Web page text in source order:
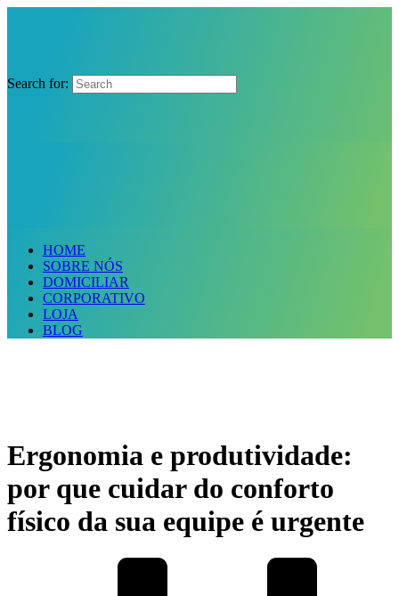
Search for:
HOME
SOBRE NÓS
DOMICILIAR
CORPORATIVO
LOJA
BLOG
Ergonomia e produtividade:
por que cuidar do conforto
físico da sua equipe é urgente